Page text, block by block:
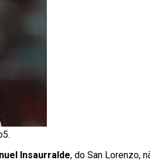
Insaurralde, do San Lorenzo,